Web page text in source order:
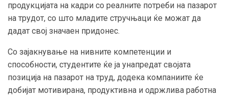
продукцијата на кадри со реалните потреби на пазарот
на трудот, со што младите стручњаци ќе можат да
дадат свој значаен придонес.
Со зајакнување на нивните компетенции и
способности, студентите ќе ја унапредат својата
позиција на пазарот на труд, додека компаниите ќе
добијат мотивирана, продуктивна и одржлива работна